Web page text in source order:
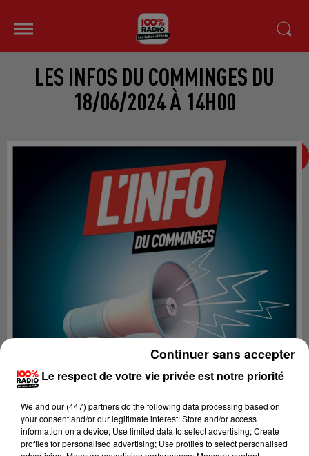
LES INFOS DU COMMINGES DU
18/06/2024 À 14H00
Le respect de votre vie privée est notre priorité
We and our (447) partnersdo the following data processing based on
your consent and/or our legitimate interest: Store and/or access
information on a device; Use limited data to select advertising; Create
profiles for personalised advertising; Use profiles to select personalised
Continuer sans accepter